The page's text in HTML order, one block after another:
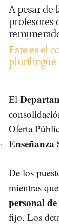
A pesar de
profesores
Este es el
plurilingüe
El
Oferta
De los
mientras que
personal
fijo. Los